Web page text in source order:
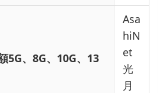
5G、8G、10G、13
Asa
hiN
et
光
月